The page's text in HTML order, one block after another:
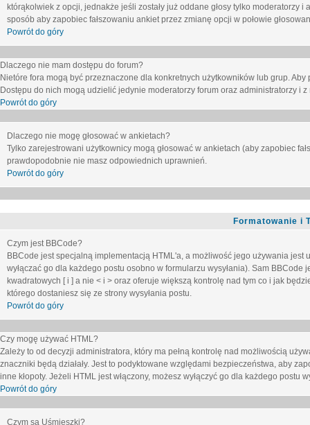
którąkolwiek z opcji, jednakże jeśli zostały już oddane głosy tylko
sposób aby zapobiec fałszowaniu ankiet przez zmianę opcji w połowie
Powrót do góry
Dlaczego nie mam dostępu do forum?
Nietóre fora mogą być przeznaczone dla konkretnych użytkowników lub grup.
Dostępu do nich mogą udzielić jedynie moderatorzy forum oraz administratorzy i
Powrót do góry
Dlaczego nie mogę głosować w ankietach?
Tylko zarejestrowani użytkownicy mogą głosować w ankietach (aby zapobiec
prawdopodobnie nie masz odpowiednich uprawnień.
Powrót do góry
Formatowanie i
Czym jest BBCode?
BBCode jest specjalną implementacją HTML'a, a możliwość jego używania
wyłączać go dla każdego postu osobno w formularzu wysyłania). Sam
kwadratowych [ i ] a nie < i > oraz oferuje większą kontrolę nad tym co i jak
którego dostaniesz się ze strony wysyłania postu.
Powrót do góry
Czy mogę używać HTML?
Zależy to od decyzji administratora, który ma pełną kontrolę nad możliwością
znaczniki będą działały. Jest to podyktowane względami bezpieczeństwa, aby
inne kłopoty. Jeżeli HTML jest włączony, możesz wyłączyć go dla każdego
Powrót do góry
Czym są Uśmieszki?